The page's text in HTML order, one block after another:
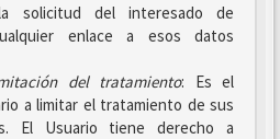
solicitud del interesado de
enlace a esos datos
del tratamiento: Es el
a limitar el tratamiento de sus
El Usuario tiene derecho a